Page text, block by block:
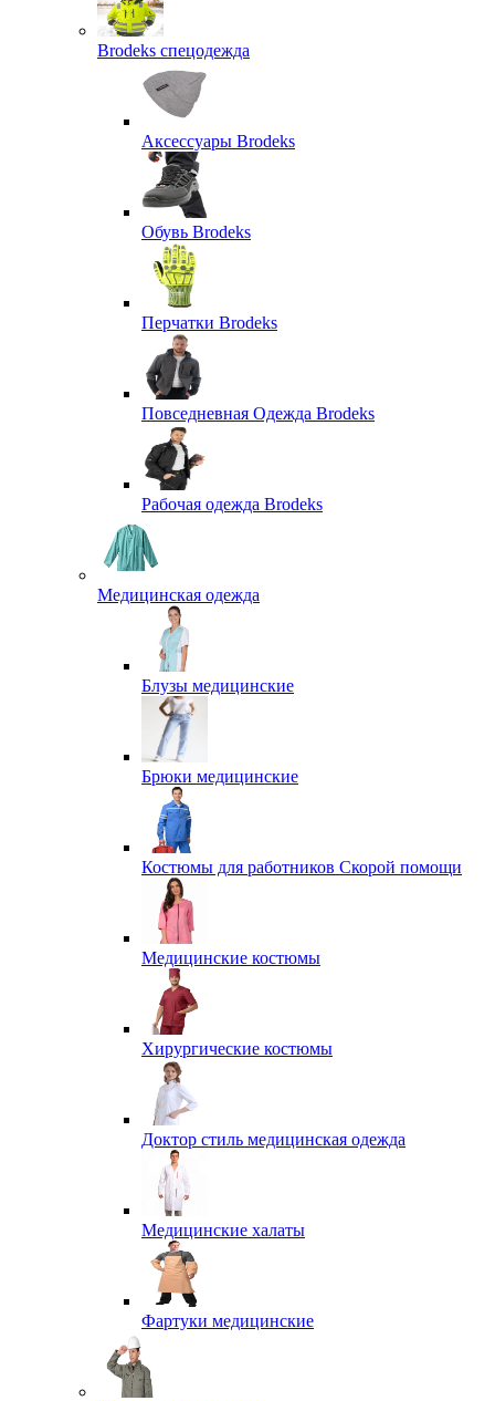
Brodeks спецодежда
Аксессуары Brodeks
Обувь Brodeks
Перчатки Brodeks
Повседневная Одежда Brodeks
Рабочая одежда Brodeks
Медицинская одежда
Блузы медицинские
Брюки медицинские
Костюмы для работников Скорой помощи
Медицинские костюмы
Хирургические костюмы
Доктор стиль медицинская одежда
Медицинские халаты
Фартуки медицинские